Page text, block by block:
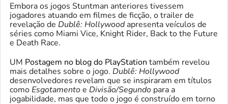
Embora os jogos Stuntman anteriores tivessem
jogadores atuando em filmes de ficção, o trailer de
revelação de Dublê: Hollywoodapresenta veículos de
séries como Miami Vice, Knight Rider, Back to the Future
e Death Race.
UM Postagem no blog do PlayStation também revelou
mais detalhes sobre o jogo. Dublê: Hollywood
desenvolvedores revelam que se inspiraram em títulos
como Esgotamentoe Divisão/Segundo para a
jogabilidade, mas que todo o jogo é construído em torno